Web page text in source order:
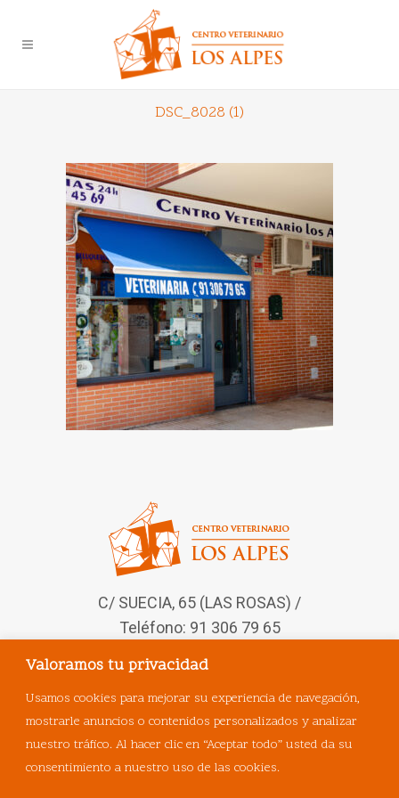
Valoramos tu privacidad
Usamos cookies para mejorar su experiencia de navegación,
mostrarle anuncios o contenidos personalizados y analizar
nuestro tráfico. Al hacer clic en “Aceptar todo” usted da su
consentimiento a nuestro uso de las cookies.
DSC_8028 (1)
C/ SUECIA, 65 (LAS ROSAS) /
Teléfono: 91 306 79 65
Síguenos en nuestras redes
sociales